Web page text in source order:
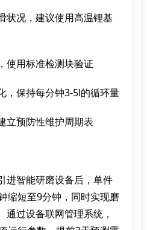
状况，建议使用高温锂基
使用标准检测块验证
，保持每分钟3-5l的循环量
立预防性维护周期表
进智能研磨设备后，单件
缩短至9分钟，同时实现磨
通过设备联网管理系统，